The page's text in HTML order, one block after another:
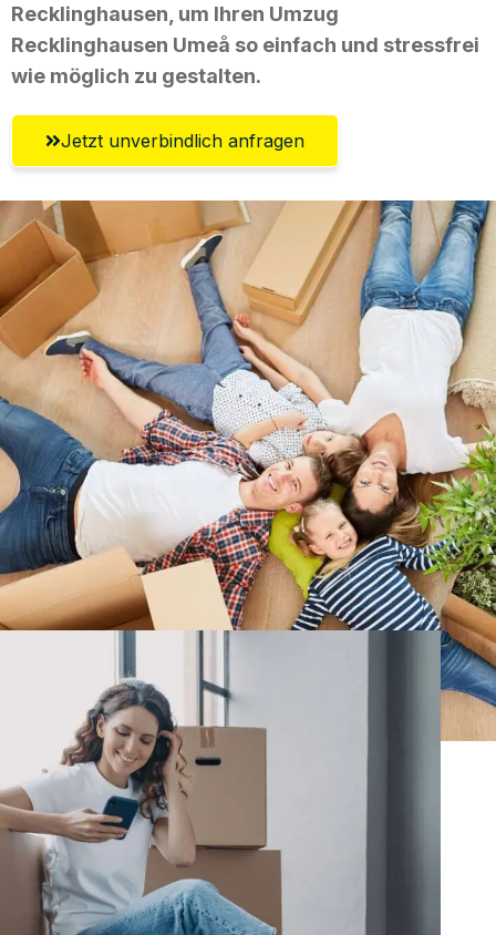
Recklinghausen, um Ihren Umzug
Recklinghausen Umeå so einfach und stressfrei
wie möglich zu gestalten.
Jetzt unverbindlich anfragen